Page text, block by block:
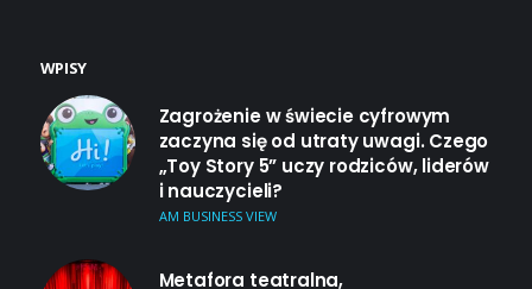
WPISY
Zagrożenie w świecie cyfrowym
zaczyna się od utraty uwagi. Czego
„Toy Story 5” uczy rodziców, liderów
i nauczycieli?
AM BUSINESS VIEW
Metafora teatralna,